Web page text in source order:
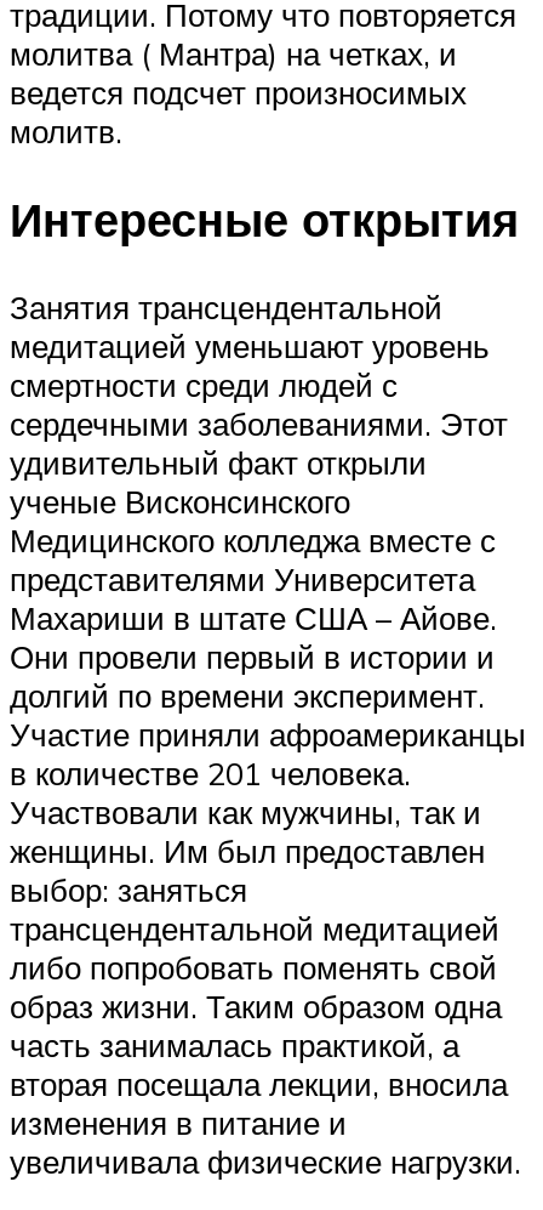
традиции. Потому что повторяется
молитва ( Мантра) на четках, и
ведется подсчет произносимых
молитв.
Интересные открытия
Занятия трансцендентальной
медитацией уменьшают уровень
смертности среди людей с
сердечными заболеваниями. Этот
удивительный факт открыли
ученые Висконсинского
Медицинского колледжа вместе с
представителями Университета
Махариши в штате США – Айове.
Они провели первый в истории и
долгий по времени эксперимент.
Участие приняли афроамериканцы
в количестве 201 человека.
Участвовали как мужчины, так и
женщины. Им был предоставлен
выбор: заняться
трансцендентальной медитацией
либо попробовать поменять свой
образ жизни. Таким образом одна
часть занималась практикой, а
вторая посещала лекции, вносила
изменения в питание и
увеличивала физические нагрузки.